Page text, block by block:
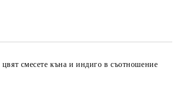
цвят смесете къна и индиго в съотношение